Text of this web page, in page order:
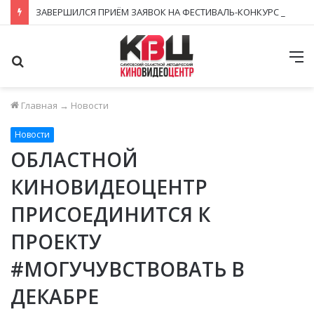
Главная → Новости
Новости
ОБЛАСТНОЙ
КИНОВИДЕОЦЕНТР
ПРИСОЕДИНИТСЯ К
ПРОЕКТУ
#МОГУЧУВСТВОВАТЬ В
ДЕКАБРЕ